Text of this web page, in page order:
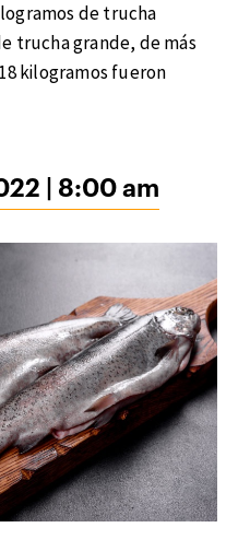
de trucha
trucha grande, de más
kilogramos fueron
| 8:00 am